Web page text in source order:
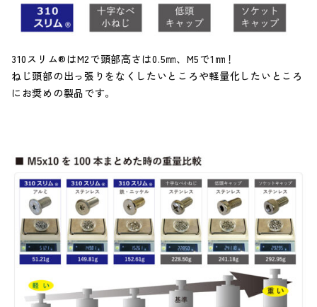
310スリム®はM2で頭部高さは0.5㎜、M5で1㎜！
ねじ頭部の出っ張りをなくしたいところや軽量化したいところ
にお奨めの製品です。